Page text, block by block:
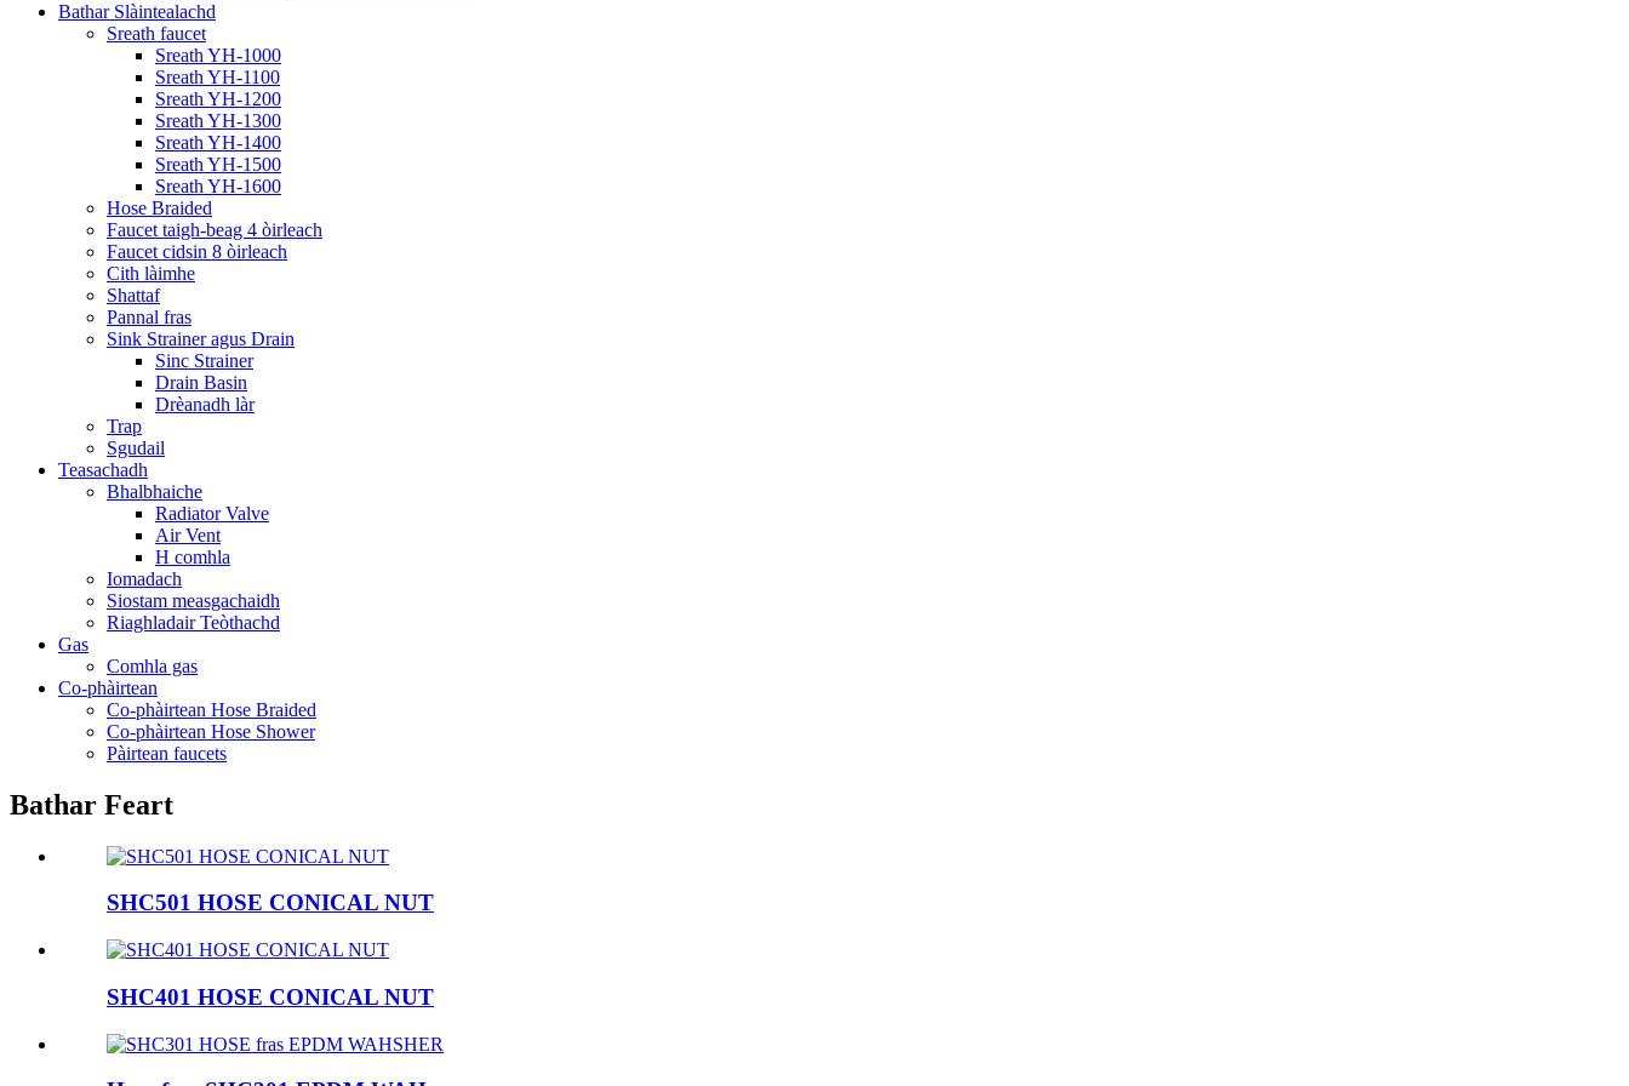
Bathar Slàintealachd
Sreath faucet
Sreath YH-1000
Sreath YH-1100
Sreath YH-1200
Sreath YH-1300
Sreath YH-1400
Sreath YH-1500
Sreath YH-1600
Hose Braided
Faucet taigh-beag 4 òirleach
Faucet cidsin 8 òirleach
Cith làimhe
Shattaf
Pannal fras
Sink Strainer agus Drain
Sinc Strainer
Drain Basin
Drèanadh làr
Trap
Sgudail
Teasachadh
Bhalbhaiche
Radiator Valve
Air Vent
H comhla
Iomadach
Siostam measgachaidh
Riaghladair Teòthachd
Gas
Comhla gas
Co-phàirtean
Co-phàirtean Hose Braided
Co-phàirtean Hose Shower
Pàirtean faucets
Bathar Feart
SHC501 HOSE CONICAL NUT
SHC401 HOSE CONICAL NUT